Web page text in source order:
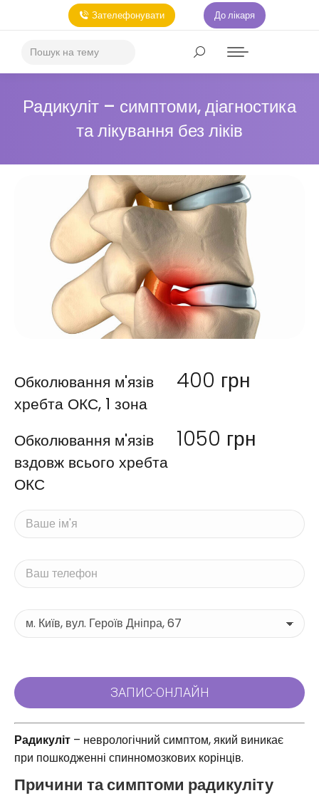
Зателефонувати До лікаря
Радикуліт – симптоми, діагностика
та лікування без ліків
Обколювання м'язів
хребта ОКС, 1 зона
400 грн
Обколювання м'язів
вздовж всього хребта
ОКС
1050 грн
Радикуліт – неврологічний симптом, який виникає
при пошкодженні спинномозкових корінців.
Причини та симптоми радикуліту